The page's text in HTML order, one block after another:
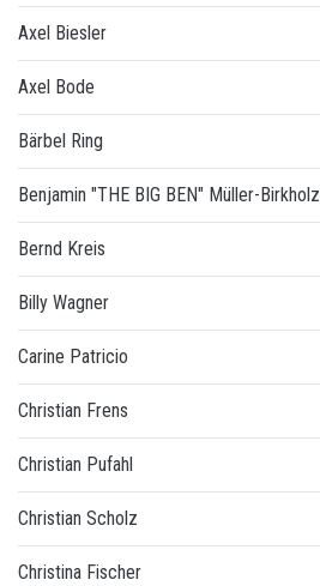
Axel Biesler
Axel Bode
Bärbel Ring
Benjamin "THE BIG BEN" Müller-Birkholz
Bernd Kreis
Billy Wagner
Carine Patricio
Christian Frens
Christian Pufahl
Christian Scholz
Christina Fischer